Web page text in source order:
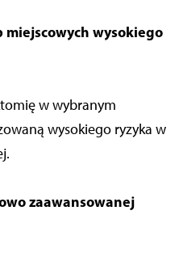
miejscowych wysokiego
w wybranym
wysokiego ryzyka w
zaawansowanej